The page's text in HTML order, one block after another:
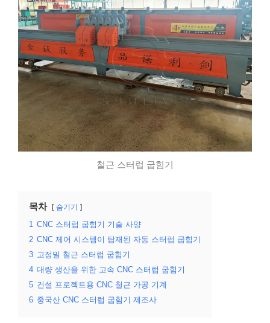
철근 스터럽 굽힘기
목차 숨기기
1 CNC 스터럽 굽힘기 기술 사양
2 CNC 제어 시스템이 탑재된 자동 스터럽 굽힘기
3 고정밀 철근 스터럽 굽힘기
4 대량 생산을 위한 고속 CNC 스터럽 굽힘기
5 건설 프로젝트용 CNC 철근 가공 기계
6 중국산 CNC 스터럽 굽힘기 제조사